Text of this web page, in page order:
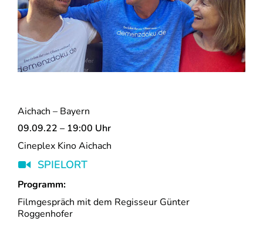
Aichach – Bayern
09.09.22 – 19:00 Uhr
Cineplex Kino Aichach
SPIELORT
Programm:
Filmgespräch mit dem Regisseur Günter
Roggenhofer